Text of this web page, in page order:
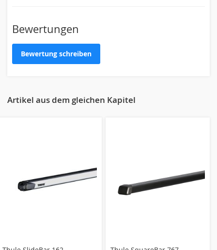
Bewertungen
Zusammenfassung
Bewertung abschicken
Bewertung schreiben
Artikel aus dem gleichen Kapitel